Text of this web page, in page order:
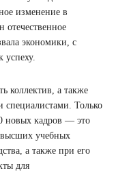
изменение в
отечественное
экономики, с
успеху.
коллектив, а также
Только
новых кадров — это
высших учебных
а также при его
для